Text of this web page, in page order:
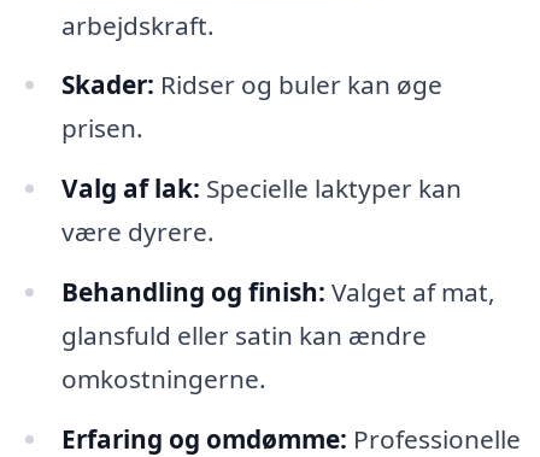
arbejdskraft.
Skader: Ridser og buler kan øge
prisen.
Valg af lak: Specielle laktyper kan
være dyrere.
Behandling og finish: Valget af mat,
glansfuld eller satin kan ændre
omkostningerne.
Erfaring og omdømme: Professionelle